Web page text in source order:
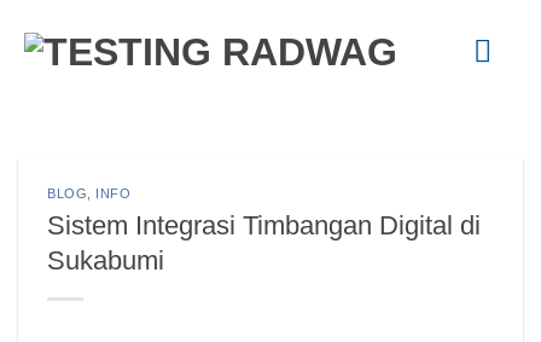
BLOG INFO
Sistem Integrasi Timbangan Digital di
Sukabumi